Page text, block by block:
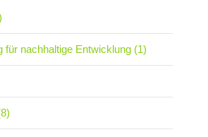
für nachhaltige Entwicklung (1)